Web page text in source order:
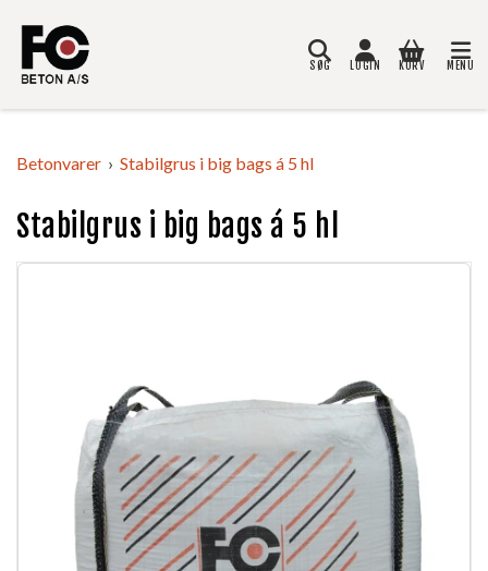
SØG LOGIN KURV MENU
Betonvarer Stabilgrus i big bags á 5 hl
Stabilgrus i big bags á 5 hl